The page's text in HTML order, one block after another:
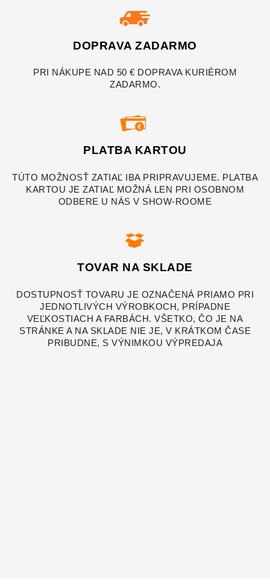
DOPRAVA ZADARMO
PRI NÁKUPE NAD 50 € DOPRAVA KURIÉROM
ZADARMO.
PLATBA KARTOU
TÚTO MOŽNOSŤ ZATIAĽ IBA PRIPRAVUJEME. PLATBA
KARTOU JE ZATIAĽ MOŽNÁ LEN PRI OSOBNOM
ODBERE U NÁS V SHOW-ROOME
TOVAR NA SKLADE
DOSTUPNOSŤ TOVARU JE OZNAČENÁ PRIAMO PRI
JEDNOTLIVÝCH VÝROBKOCH, PRÍPADNE
VEĽKOSTIACH A FARBÁCH. VŠETKO, ČO JE NA
STRÁNKE A NA SKLADE NIE JE, V KRÁTKOM ČASE
PRIBUDNE, S VÝNIMKOU VÝPREDAJA